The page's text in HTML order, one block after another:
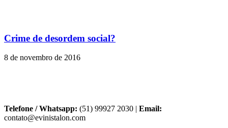
Crime de desordem social?
8 de novembro de 2016
Telefone / Whatsapp: (51) 99927 2030 | Email:
contato@evinistalon.com